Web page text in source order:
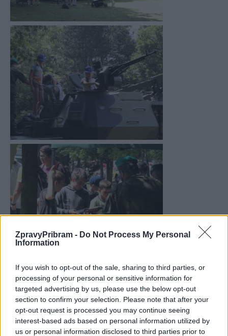
ZpravyPribram - Do Not Process My Personal
Information
If you wish to opt-out of the sale, sharing to third parties, or
processing of your personal or sensitive information for
targeted advertising by us, please use the below opt-out
section to confirm your selection. Please note that after your
opt-out request is processed you may continue seeing
interest-based ads based on personal information utilized by
us or personal information disclosed to third parties prior to